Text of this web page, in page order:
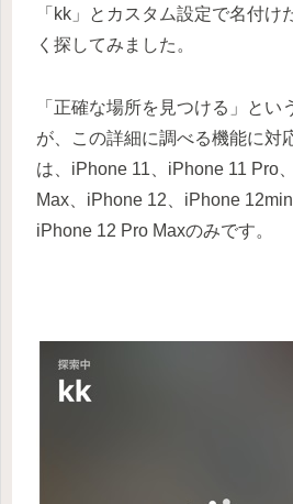
「kk」とカスタム設定で名付け
く探してみました。
「正確な場所を見つける」とい
が、この詳細に調べる機能に対
は、 iPhone 11、iPhone 11 Pro
Max、iPhone 12、iPhone
iPhone 12 Pro Maxのみです。